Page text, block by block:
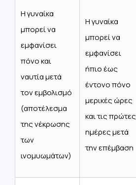
Η γυναίκα
μπορεί να
εμφανίσει
πόνο και
ναυτία μετά
τον εμβολισμό
(αποτέλεσμα
της νέκρωσης
των
ινομυωμάτων)
Η γυναίκα
μπορεί να
εμφανίσει
ήπιο έως
έντονο πόνο
μερικές ώρες
και τις πρώτες
ημέρες μετά
την επέμβαση